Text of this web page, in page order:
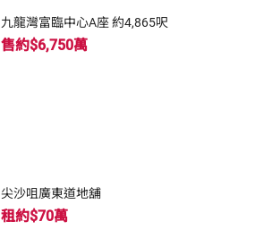
九龍灣富臨中心A座 約4,865呎
售約$6,750萬
尖沙咀廣東道地舖
租約$70萬